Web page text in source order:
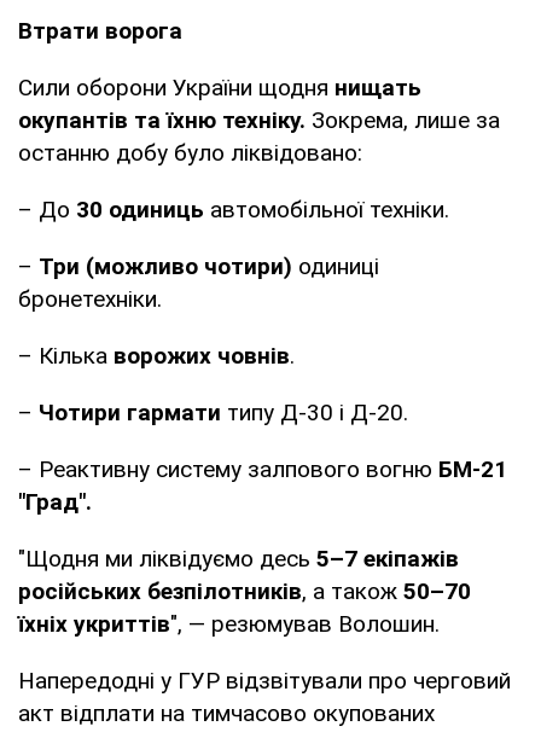
Втрати ворога
Сили оборони України щодня нищать
окупантів та їхню техніку. Зокрема, лише за
останню добу було ліквідовано:
– До 30 одиниць автомобільної техніки.
– Три (можливо чотири) одиниці
бронетехніки.
– Кілька ворожих човнів.
– Чотири гармати типу Д-30 і Д-20.
– Реактивну систему залпового вогню БМ-21
"Град".
"Щодня ми ліквідуємо десь 5–7 екіпажів
російських безпілотників, а також 50–70
їхніх укриттів", — резюмував Волошин.
Напередодні у ГУР відзвітували про черговий
акт відплати на тимчасово окупованих